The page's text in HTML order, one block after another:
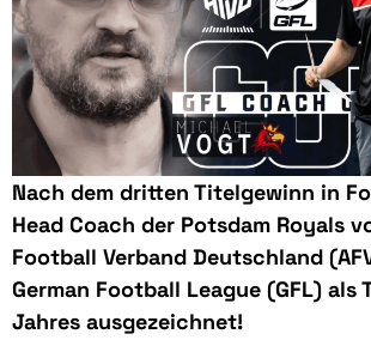
Nach dem dritten Titelgewinn in
Head Coach der Potsdam Royals
Football Verband Deutschland
German Football League (GFL) als
Jahres ausgezeichnet!